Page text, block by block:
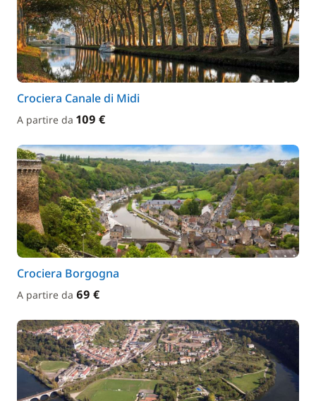
Crociera Canale di Midi
A partire da 109 €
Crociera Borgogna
A partire da 69 €